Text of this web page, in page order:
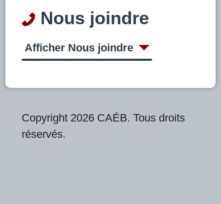
Nous joindre
Afficher Nous joindre
Copyright 2026 CAÉB. Tous droits
réservés.